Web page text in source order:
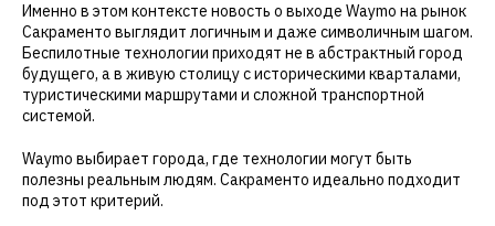
Именно в этом контексте новость о выходе Waymo на рынок
Сакраменто выглядит логичным и даже символичным шагом.
Беспилотные технологии приходят не в абстрактный город
будущего, а в живую столицу с историческими кварталами,
туристическими маршрутами и сложной транспортной
системой.
Waymo выбирает города, где технологии могут быть
полезны реальным людям. Сакраменто идеально подходит
под этот критерий.